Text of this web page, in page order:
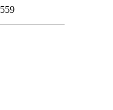
559